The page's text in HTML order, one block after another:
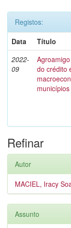
Registos:
Data
Título
2022-
09
do crédito
municípios
Refinar
Autor
MACIEL, Iracy
Assunto